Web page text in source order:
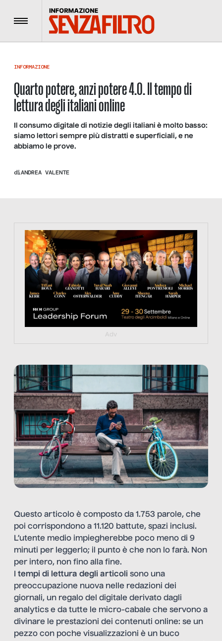
Menu
INFORMAZIONE
Quarto potere, anzi potere 4.0. Il tempo di
lettura degli italiani online
Il consumo digitale di notizie degli italiani è molto basso:
siamo lettori sempre più distratti e superficiali, e ne
abbiamo le prove.
diANDREA VALENTE
https://tinyurl.com/363fvfm9
Adv
Questo articolo è composto da 1.753 parole, che
poi corrispondono a 11.120 battute, spazi inclusi.
L’utente medio impiegherebbe poco meno di 9
minuti per leggerlo; il punto è che non lo farà. Non
per intero, non fino alla fine.
tempi di lettura degli articoli sono una
preoccupazione nuova nelle redazioni dei
giornali, un regalo del digitale derivato dagli
analytics e da tutte le micro-cabale che servono a
divinare le prestazioni dei contenuti online: se un
pezzo con poche visualizzazioni è un buco